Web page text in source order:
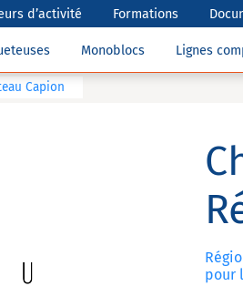
d’activité Formations
Monoblocs Lignes
Capion
pour